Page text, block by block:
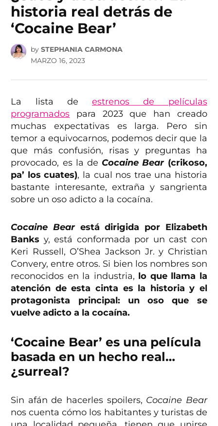
historia real detrás de
‘Cocaine Bear’
by STEPHANIA CARMONA
MARZO 16, 2023
La lista deestrenos de películas
programados para 2023 que han creado
muchas expectativas es larga. Pero sin
temor a equivocarnos, podemos decir que la
que más confusión, risas y preguntas ha
provocado, es la de Cocaine Bear (crikoso,
pa’ los cuates), la cual nos trae una historia
bastante interesante, extraña y sangrienta
sobre un oso adicto a la cocaína.
Cocaine Bearestá dirigida por Elizabeth
Banks y, está conformada por un cast con
Keri Russell, O’Shea Jackson Jr. y Christian
Convery, entre otros. Si bien los nombres son
reconocidos en la industria, lo que llama la
atención de esta cinta es la historia y el
protagonista principal: un oso que se
vuelve adicto a la cocaína.
‘Cocaine Bear’ es una película
basada en un hecho real…
¿surreal?
Sin afán de hacerles spoilers, Cocaine Bear
nos cuenta cómo los habitantes y turistas de